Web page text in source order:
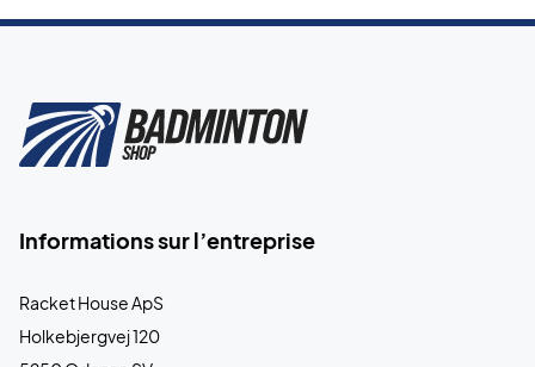
Informations sur l’entreprise
Racket House ApS
Holkebjergvej 120